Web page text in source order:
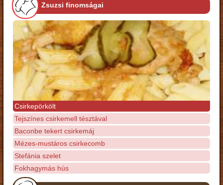
Zsuzsi finomságai
Csirkepörkölt
Tejszínes csirkemell tésztával
Baconbe tekert csirkemáj
Mézes-mustáros csirkecomb
Stefánia szelet
Fokhagymás hús